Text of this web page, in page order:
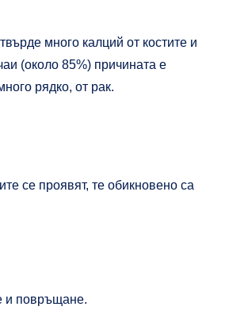
много калций от костите и
(около 85%) причината е
рядко, от рак.
се проявят, те обикновено са
и повръщане.